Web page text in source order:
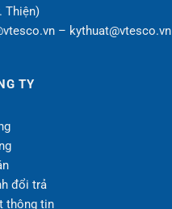
Thiện)
– kythuat@vtesco.vn
TY
đổi trả
thông tin